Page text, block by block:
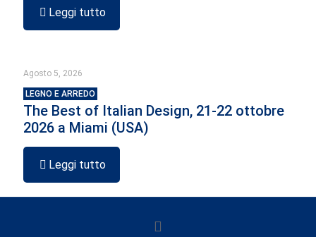
Leggi tutto
Agosto 5, 2026
LEGNO E ARREDO
The Best of Italian Design, 21-22 ottobre
2026 a Miami (USA)
Leggi tutto